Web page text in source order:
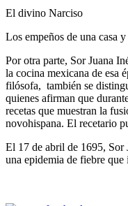
El divino Narciso
Los empeños de una casa
Por otra parte, Sor Juana
la cocina mexicana de esa
filósofa, también se
quienes afirman que
recetas que muestran la
novohispana. El recetario
El 17 de abril de 1695, Sor
una epidemia de fiebre